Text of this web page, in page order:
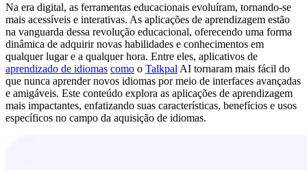
Na era digital, as ferramentas educacionais evoluíram, tornando-se
mais acessíveis e interativas. As aplicações de aprendizagem estão
na vanguarda dessa revolução educacional, oferecendo uma forma
dinâmica de adquirir novas habilidades e conhecimentos em
qualquer lugar e a qualquer hora. Entre eles, aplicativos de
aprendizado de idiomas como o Talkpal AI tornaram mais fácil do
que nunca aprender novos idiomas por meio de interfaces avançadas
e amigáveis. Este conteúdo explora as aplicações de aprendizagem
mais impactantes, enfatizando suas características, benefícios e usos
específicos no campo da aquisição de idiomas.